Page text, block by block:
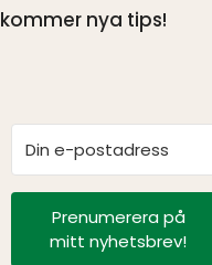
kommer nya tips!
Prenumerera på
mitt nyhetsbrev!